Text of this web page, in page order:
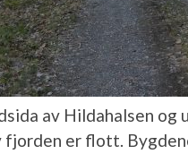
av Hildahalsen
fjorden er flott.